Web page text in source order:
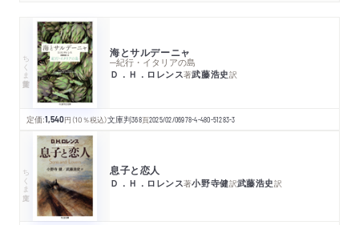
ちくま学芸文庫 海とサルデーニャ
─紀行・イタリアの島
Ｄ．Ｈ．ロレンス著武藤浩史訳
定価:1,540円 （10％税込）文庫判368頁2025/02/06978-4-480-51283-3
ちくま文庫 息子と恋人
Ｄ．Ｈ．ロレンス著小野寺健訳武藤浩史訳